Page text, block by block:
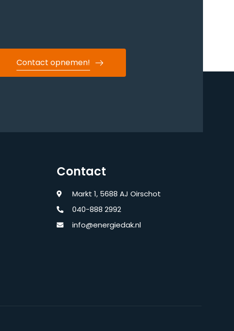
Contact opnemen!
Contact
Markt 1, 5688 AJ Oirschot
040-888 2992
info@energiedak.nl